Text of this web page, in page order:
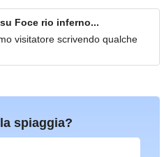
Foce rio inferno...
visitatore scrivendo qualche
spiaggia?